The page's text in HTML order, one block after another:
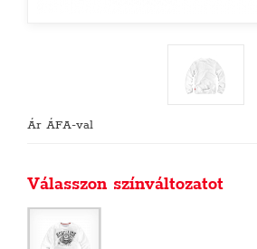
Ár ÁFA-val
Válasszon színváltozatot